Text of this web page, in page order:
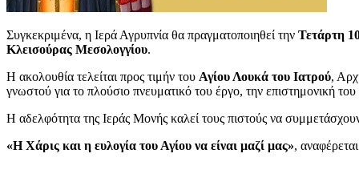
Συγκεκριμένα, η Ιερά Αγρυπνία θα πραγματοποιηθεί την Τετάρτη
Κλεισούρας Μεσολογγίου.
Η ακολουθία τελείται προς τιμήν του Αγίου Λουκά του Ιατρού,
γνωστού για το πλούσιο πνευματικό του έργο, την επιστημονική
Η αδελφότητα της Ιεράς Μονής καλεί τους πιστούς να
«Η Χάρις και η ευλογία του Αγίου να είναι μαζί μας»,